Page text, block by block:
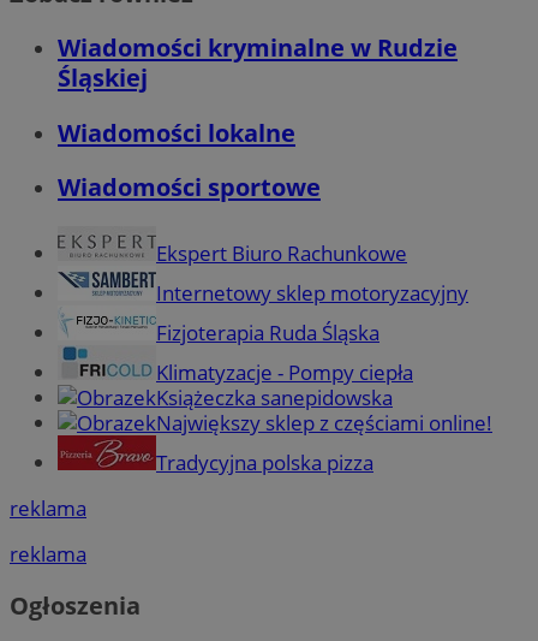
Wiadomości kryminalne w Rudzie
Śląskiej
Wiadomości lokalne
Wiadomości sportowe
Ekspert Biuro Rachunkowe
Internetowy sklep motoryzacyjny
Fizjoterapia Ruda Śląska
Klimatyzacje - Pompy ciepła
Książeczka sanepidowska
Największy sklep z częściami online!
Tradycyjna polska pizza
reklama
reklama
Ogłoszenia